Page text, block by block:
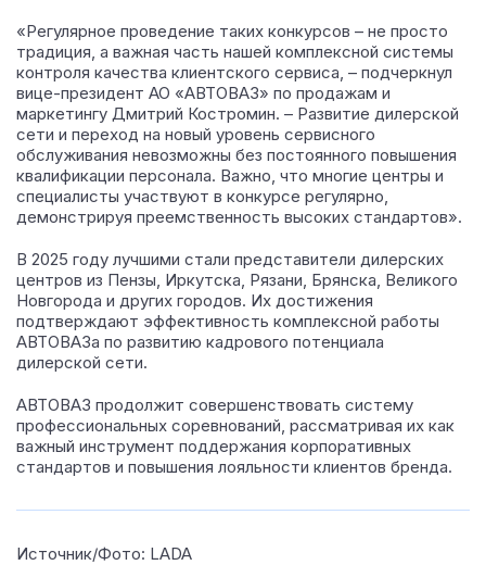
«Регулярное проведение таких конкурсов – не просто
традиция, а важная часть нашей комплексной системы
контроля качества клиентского сервиса, – подчеркнул
вице-президент АО «АВТОВАЗ» по продажам и
маркетингу Дмитрий Костромин. – Развитие дилерской
сети и переход на новый уровень сервисного
обслуживания невозможны без постоянного повышения
квалификации персонала. Важно, что многие центры и
специалисты участвуют в конкурсе регулярно,
демонстрируя преемственность высоких стандартов».
В 2025 году лучшими стали представители дилерских
центров из Пензы, Иркутска, Рязани, Брянска, Великого
Новгорода и других городов. Их достижения
подтверждают эффективность комплексной работы
АВТОВАЗа по развитию кадрового потенциала
дилерской сети.
АВТОВАЗ продолжит совершенствовать систему
профессиональных соревнований, рассматривая их как
важный инструмент поддержания корпоративных
стандартов и повышения лояльности клиентов бренда.
Источник/Фото: LADA